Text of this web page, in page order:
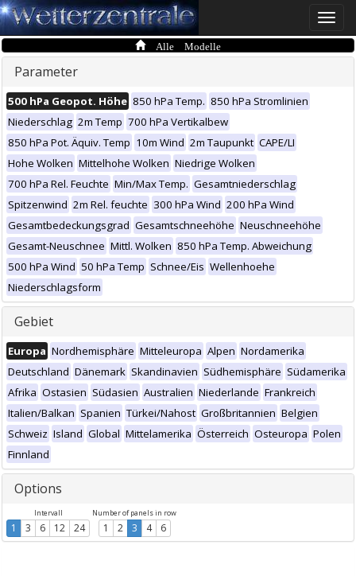
Toggle
Alle Modelle
Parameter
500 hPa Geopot. Höhe 850 hPa Temp. 850 hPa Stromlinien
Niederschlag 2m Temp 700 hPa Vertikalbew
850 hPa Pot. Äquiv. Temp 10m Wind 2m Taupunkt CAPE/LI
Hohe Wolken Mittelhohe Wolken Niedrige Wolken
700 hPa Rel. Feuchte Min/Max Temp. Gesamtniederschlag
Spitzenwind 2m Rel. feuchte 300 hPa Wind 200 hPa Wind
Gesamtbedeckungsgrad Gesamtschneehöhe Neuschneehöhe
Gesamt-Neuschnee Mittl. Wolken 850 hPa Temp. Abweichung
500 hPa Wind 50 hPa Temp Schnee/Eis Wellenhoehe
Niederschlagsform
Gebiet
Europa Nordhemisphäre Mitteleuropa Alpen Nordamerika
Deutschland Dänemark Skandinavien Südhemisphäre Südamerika
Afrika Ostasien Südasien Australien Niederlande Frankreich
Italien/Balkan Spanien Türkei/Nahost Großbritannien Belgien
Schweiz Island Global Mittelamerika Österreich Osteuropa Polen
Finnland
Options
Intervall
1 3 6 12 24
Number of panels in row
1 2 3 4 6